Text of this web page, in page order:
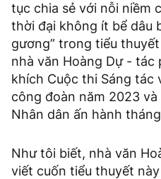
tục chia sẻ với nỗi niềm
thời đại không ít bể dâu
gương” trong tiểu thuyết
nhà văn Hoàng Dự - tác
khích Cuộc thi Sáng tác
công đoàn năm 2023
Nhân dân ấn hành
Như tôi biết, nhà văn
viết cuốn tiểu thuyết